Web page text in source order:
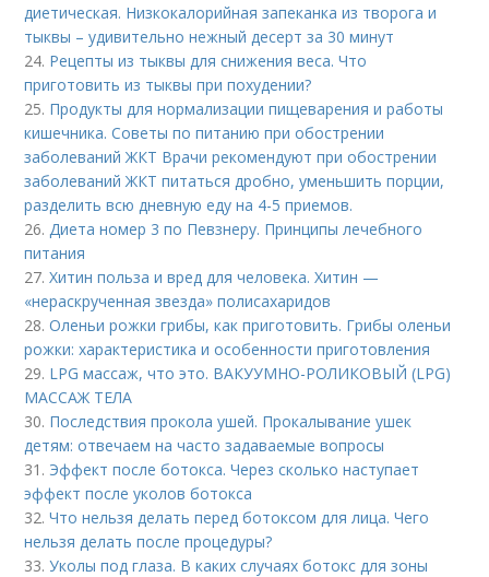
диетическая. Низкокалорийная запеканка из творога и
тыквы – удивительно нежный десерт за 30 минут
24. Рецепты из тыквы для снижения веса. Что
приготовить из тыквы при похудении?
25. Продукты для нормализации пищеварения и работы
кишечника. Советы по питанию при обострении
заболеваний ЖКТ Врачи рекомендуют при обострении
заболеваний ЖКТ питаться дробно, уменьшить порции,
разделить всю дневную еду на 4-5 приемов.
26.Диета номер 3 по Певзнеру. Принципы лечебного
питания
27.Хитин польза и вред для человека. Хитин —
«нераскрученная звезда» полисахаридов
28.Оленьи рожки грибы, как приготовить. Грибы оленьи
рожки: характеристика и особенности приготовления
29. LPG массаж, что это. ВАКУУМНО-РОЛИКОВЫЙ (LPG)
МАССАЖ ТЕЛА
30. Последствия прокола ушей. Прокалывание ушек
детям: отвечаем на часто задаваемые вопросы
31. Эффект после ботокса. Через сколько наступает
эффект после уколов ботокса
32.Что нельзя делать перед ботоксом для лица. Чего
нельзя делать после процедуры?
33.Уколы под глаза. В каких случаях ботокс для зоны